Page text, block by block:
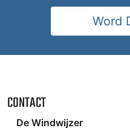
Word
CONTACT
De Windwijzer